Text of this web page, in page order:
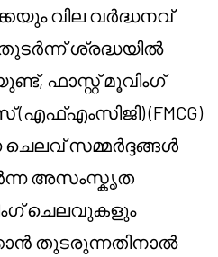
വില വർദ്ധനവ്
തുടർന്ന് ശ്രദ്ധയിൽ
ഫാസ്റ്റ് മൂവിംഗ്
(FMCG)
സമ്മർദ്ദങ്ങൾ
അസംസ്കൃത
ചെലവുകളും
തുടരുന്നതിനാൽ